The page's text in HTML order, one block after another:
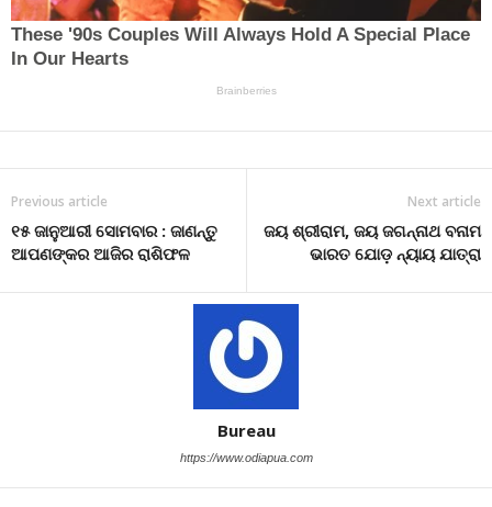
Previous article
୧୫ ଜାନୁଆରୀ ସୋମବାର : ଜାଣନ୍ତୁ
ଆପଣଙ୍କର ଆଜିର ରାଶିଫଳ
Next article
ଜୟ ଶ୍ରୀରାମ, ଜୟ ଜଗନ୍ନାଥ ବନାମ
ଭାରତ ଯୋଡ଼ ନ୍ୟାୟ ଯାତ୍ରା
Bureau
https://www.odiapua.com